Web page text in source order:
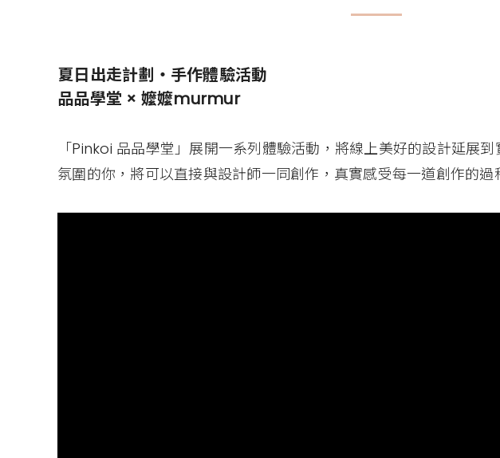
夏日出走計劃・手作體驗活動
品品學堂 × 嬤嬤murmur
「Pinkoi 品品學堂」展開一系列體驗活動，將線上美好的設計延展
氛圍的你，將可以直接與設計師一同創作，真實感受每一道創作的過